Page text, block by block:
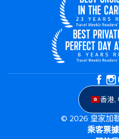
香港,
© 2026 皇家加
乘客票